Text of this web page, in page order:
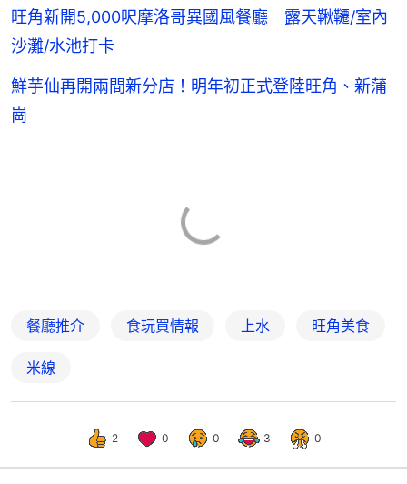
旺角新開5,000呎摩洛哥異國風餐廳 露天鞦韆/室內
沙灘/水池打卡
鮮芋仙再開兩間新分店！明年初正式登陸旺角、新蒲
崗
餐廳推介 食玩買情報 上水 旺角美食
米線
2 0 0 3 0